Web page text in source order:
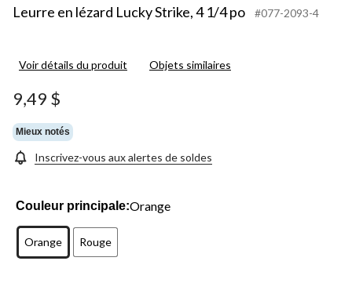
Leurre en lézard Lucky Strike, 4 1/4 po #077-2093-4
Voir détails du produit Objets similaires
9,49 $
Mieux notés
Inscrivez-vous aux alertes de soldes
Couleur principale:Orange
Orange Rouge